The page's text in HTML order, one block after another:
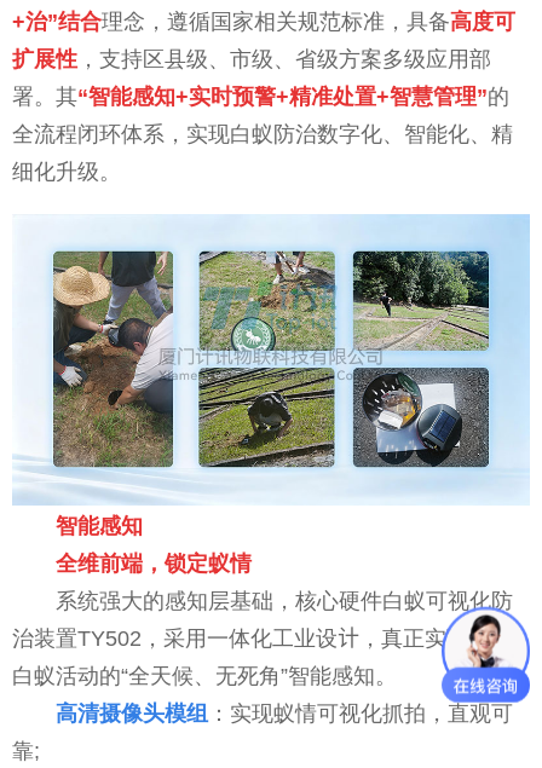
+治”结合理念，遵循国家相关规范标准，具备高度可
扩展性 ，支持区县级、市级、省级方案多级应用部
署。其“智能感知+实时预警+精准处置+智慧管理”的
全流程闭环体系，实现白蚁防治数字化、智能化、精
细化升级。
智能感知
全维前端，锁定蚁情
系统强大的感知层基础，核心硬件白蚁可视化防
治装置TY502，采用一体化工业设计，真正实现了对
白蚁活动的“全天候、无死角”智能感知。
高清摄像头模组 ：实现蚁情可视化抓拍，直观可
靠;